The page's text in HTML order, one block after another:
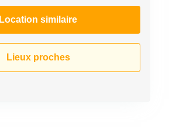
Location similaire
Lieux proches